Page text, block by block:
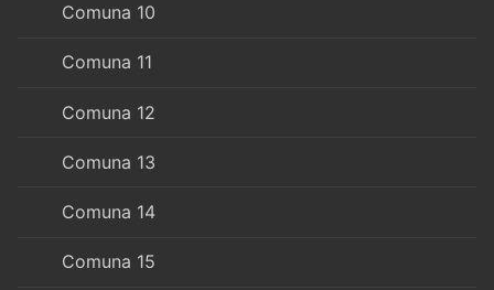
Comuna 10
Comuna 11
Comuna 12
Comuna 13
Comuna 14
Comuna 15